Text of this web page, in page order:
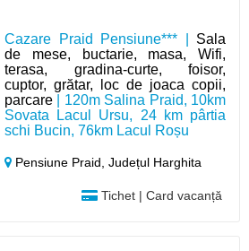
Cazare Praid Pensiune*** | Sala
de mese, buctarie, masa, Wifi,
terasa, gradina-curte, foisor,
cuptor, grătar, loc de joaca copii,
parcare | 120m Salina Praid, 10km
Sovata Lacul Ursu, 24 km pârtia
schi Bucin, 76km Lacul Roșu
Pensiune Praid,Județul Harghita
Tichet | Card vacanță